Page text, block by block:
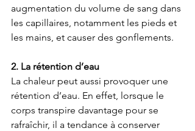
augmentation du volume de sang dans
les capillaires, notamment les pieds et
les mains, et causer des gonflements.
2. La rétention d’eau
La chaleur peut aussi provoquer une
rétention d’eau. En effet, lorsque le
corps transpire davantage pour se
rafraîchir, il a tendance à conserver